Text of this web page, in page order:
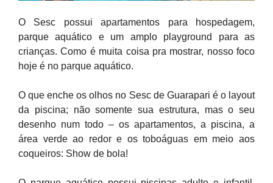
O Sesc possui apartamentos para hospedagem,
parque aquático e um amplo playground para as
crianças. Como é muita coisa pra mostrar, nosso foco
hoje é no parque aquático.
O que enche os olhos no Sesc de Guarapari é o layout
da piscina; não somente sua estrutura, mas o seu
desenho num todo – os apartamentos, a piscina, a
área verde ao redor e os toboáguas em meio aos
coqueiros: Show de bola!